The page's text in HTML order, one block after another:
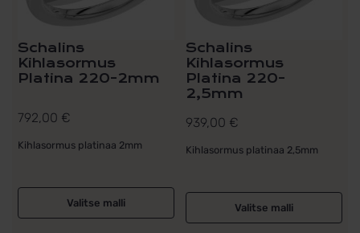
Schalins
Kihlasormus
Platina 220-2mm
792,00 €
Kihlasormus platinaa 2mm
Valitse malli
Schalins
Kihlasormus
Platina 220-
2,5mm
939,00 €
Kihlasormus platinaa 2,5mm
Valitse malli